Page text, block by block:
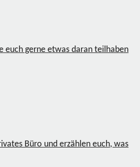
euch gerne etwas daran teilhaben
Büro und erzählen euch, was